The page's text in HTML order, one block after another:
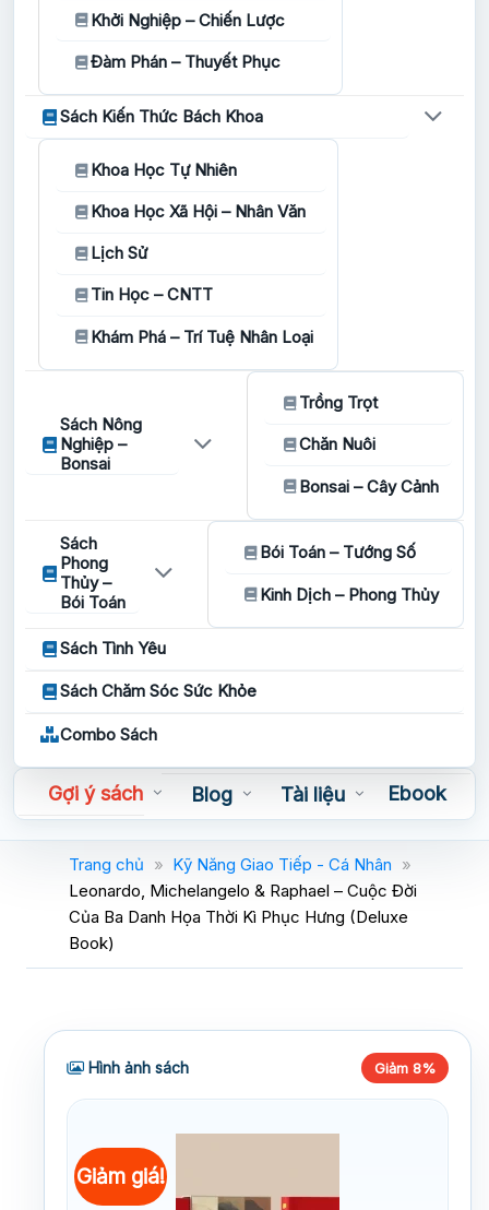
Khởi Nghiệp – Chiến Lược
Đàm Phán – Thuyết Phục
Sách Kiến Thức Bách Khoa
Khoa Học Tự Nhiên
Khoa Học Xã Hội – Nhân Văn
Lịch Sử
Tin Học – CNTT
Khám Phá – Trí Tuệ Nhân Loại
Sách Nông
Nghiệp –
Bonsai
Trồng Trọt
Chăn Nuôi
Bonsai – Cây Cảnh
Sách
Phong
Thủy –
Bói Toán
Bói Toán – Tướng Số
Kinh Dịch – Phong Thủy
Sách Tình Yêu
Sách Chăm Sóc Sức Khỏe
Combo Sách
Gợi ý sách Blog Tài liệu
Ebook
Sách nói
Trang chủ » Kỹ Năng Giao Tiếp - Cá Nhân »
Leonardo, Michelangelo & Raphael – Cuộc Đời
Của Ba Danh Họa Thời Kì Phục Hưng (Deluxe
Book)
Hình ảnh sách Giảm 8%
Giảm giá!